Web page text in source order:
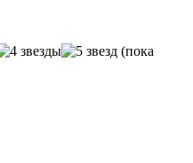
(пока